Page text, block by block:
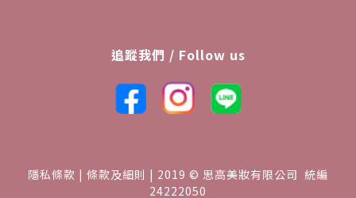
追蹤我們 / Follow us
隱私條款 | 條款及細則 | 2019 © 思高美妝有限公司 統編
24222050